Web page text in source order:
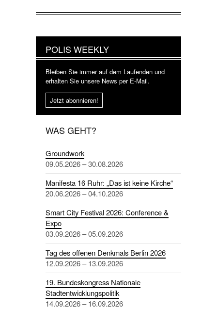
POLIS WEEKLY
Bleiben Sie immer auf dem Laufenden und
erhalten Sie unsere News per E-Mail.
Jetzt abonnieren!
WAS GEHT?
Groundwork
09.05.2026 – 30.08.2026
Manifesta 16 Ruhr: „Das ist keine Kirche“
20.06.2026 – 04.10.2026
Smart City Festival 2026: Conference &
Expo
03.09.2026 – 05.09.2026
Tag des offenen Denkmals Berlin 2026
12.09.2026 – 13.09.2026
19. Bundeskongress Nationale
Stadtentwicklungspolitik
14.09.2026 – 16.09.2026